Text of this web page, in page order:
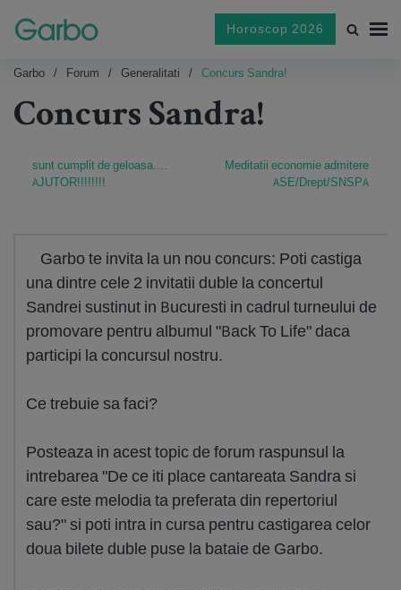
Horoscop 2026
Garbo Forum Generalitati Concurs Sandra!
Concurs Sandra!
sunt cumplit de geloasa....
AJUTOR!!!!!!!!
Meditatii economie admitere
ASE/Drept/SNSPA
Garbo te invita la un nou concurs: Poti castiga
una dintre cele 2 invitatii duble la concertul
Sandrei sustinut in Bucuresti in cadrul turneului de
promovare pentru albumul "Back To Life" daca
participi la concursul nostru.
Ce trebuie sa faci?
Posteaza in acest topic de forum raspunsul la
intrebarea "De ce iti place cantareata Sandra si
care este melodia ta preferata din repertoriul
sau?" si poti intra in cursa pentru castigarea celor
doua bilete duble puse la bataie de Garbo.